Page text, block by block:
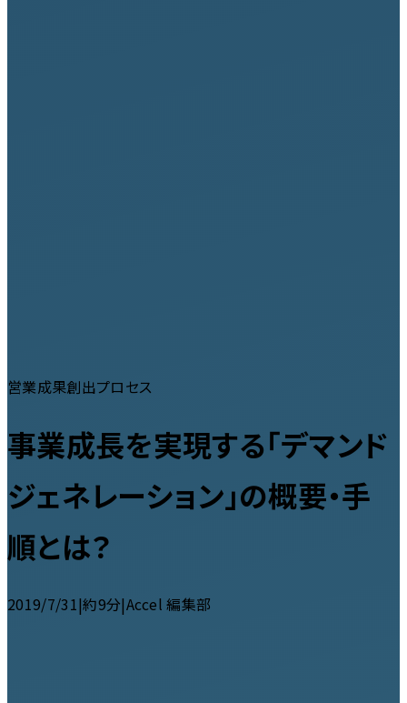
営業成果創出プロセス
事業成長を実現する「デマンド
ジェネレーション」の概要・手
順とは？
2019/7/31|約9分|Accel 編集部